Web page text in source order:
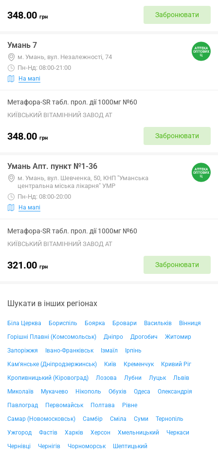
348.00 грн Забронювати
Умань 7
м. Умань, вул. Незалежності, 74
Пн-Нд: 08:00-21:00
На мапі
Метафора-SR табл. прол. дії 1000мг №60
КИЇВСЬКИЙ ВІТАМІННИЙ ЗАВОД АТ
348.00 грн Забронювати
Умань Апт. пункт №1-36
м. Умань, вул. Шевченка, 50, КНП "Уманська
центральна міська лікарня" УМР
Пн-Нд: 08:00-20:00
На мапі
Метафора-SR табл. прол. дії 1000мг №60
КИЇВСЬКИЙ ВІТАМІННИЙ ЗАВОД АТ
321.00 грн Забронювати
Шукати в інших регіонах
Біла Церква Бориспіль Боярка Бровари Васильків
Вінниця
Горішні Плавні (Комсомольськ)
Дніпро Дрогобич
Житомир
Запоріжжя
Івано-Франківськ Ізмаїл
Ірпінь
Кам'янське (Дніпродзержинськ)
Київ Кременчук
Кривий Ріг
Кропивницький (Кіровоград)
Лозова Лубни Луцьк
Львів
Миколаїв
Мукачево Нікополь Обухів Одеса
Олександрія
Павлоград
Первомайськ Полтава
Рівне
Самар (Новомосковськ)
Самбір Сміла Суми
Тернопіль
Ужгород
Фастів Харків Херсон Хмельницький
Черкаси
Чернівці
Чернігів Чорноморськ Шептицький